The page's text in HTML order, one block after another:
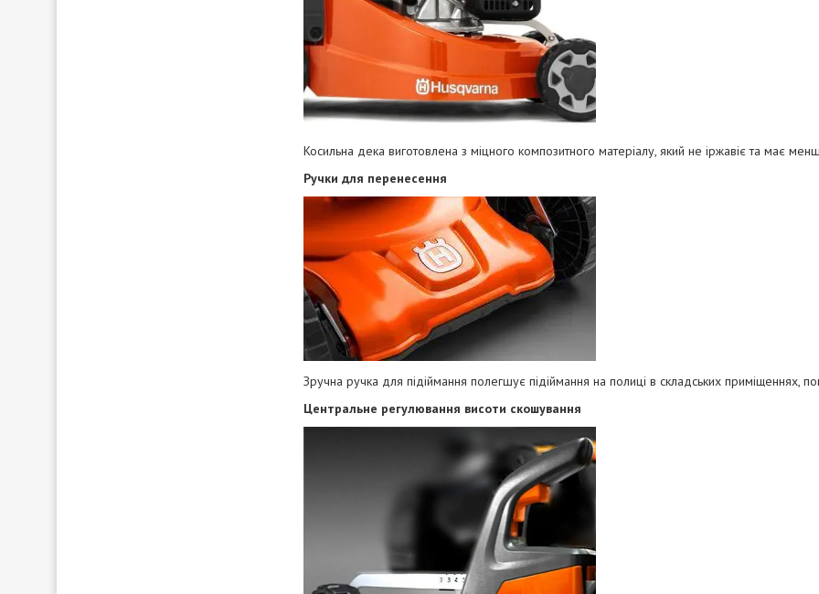
Косильна дека виготовлена ​​з міцного композитного матеріалу, який не іржавіє та має
Ручки для перенесення
Зручна ручка для підіймання полегшує підіймання на полиці в складських приміщеннях,
Центральне регулювання висоти скошування